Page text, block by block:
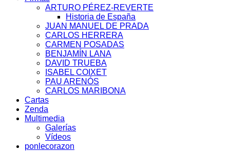
ARTURO PÉREZ-REVERTE
Historia de España
JUAN MANUEL DE PRADA
CARLOS HERRERA
CARMEN POSADAS
BENJAMÍN LANA
DAVID TRUEBA
ISABEL COIXET
PAU ARENÓS
CARLOS MARIBONA
Cartas
Zenda
Multimedia
Galerías
Vídeos
ponlecorazon